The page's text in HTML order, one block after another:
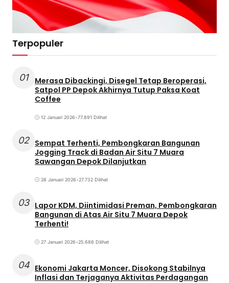
Terpopuler
01
Merasa Dibackingi, Disegel Tetap Beroperasi,
Satpol PP Depok Akhirnya Tutup Paksa Koat
Coffee
12 Januari 2026•77.891 Dilihat
02 Sempat Terhenti, Pembongkaran Bangunan
Jogging Track di Badan Air Situ 7 Muara
Sawangan Depok Dilanjutkan
28 Januari 2026•27.732 Dilihat
03 Lapor KDM, Diintimidasi Preman, Pembongkaran
Bangunan di Atas Air Situ 7 Muara Depok
Terhenti!
27 Januari 2026•25.686 Dilihat
04 Ekonomi Jakarta Moncer, Disokong Stabilnya
Inflasi dan Terjaganya Aktivitas Perdagangan